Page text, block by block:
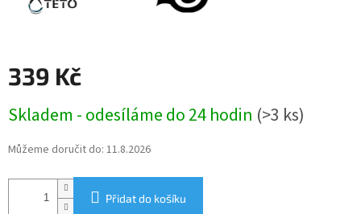
339 Kč
cena:
Skladem - odesíláme do 24 hodin (>3 ks)
Můžeme doručit do: 11.8.2026
Přidat do košíku